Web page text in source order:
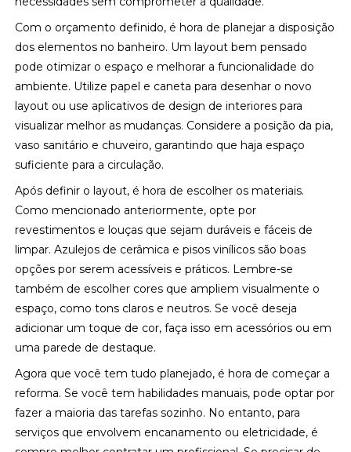
Com o orçamento definido, é hora de planejar a disposição
dos elementos no banheiro. Um layout bem pensado
pode otimizar o espaço e melhorar a funcionalidade do
ambiente. Utilize papel e caneta para desenhar o novo
layout ou use aplicativos de design de interiores para
visualizar melhor as mudanças. Considere a posição da pia,
vaso sanitário e chuveiro, garantindo que haja espaço
suficiente para a circulação.
Após definir o layout, é hora de escolher os materiais.
Como mencionado anteriormente, opte por
revestimentos e louças que sejam duráveis e fáceis de
limpar. Azulejos de cerâmica e pisos vinílicos são boas
opções por serem acessíveis e práticos. Lembre-se
também de escolher cores que ampliem visualmente o
espaço, como tons claros e neutros. Se você deseja
adicionar um toque de cor, faça isso em acessórios ou em
uma parede de destaque.
Agora que você tem tudo planejado, é hora de começar a
reforma. Se você tem habilidades manuais, pode optar por
fazer a maioria das tarefas sozinho. No entanto, para
serviços que envolvem encanamento ou eletricidade, é